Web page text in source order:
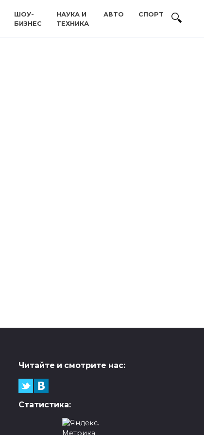
ШОУ-
БИЗНЕС
НАУКА И
ТЕХНИКА
АВТО СПОРТ
Читайте и смотрите нас:
Статистика: